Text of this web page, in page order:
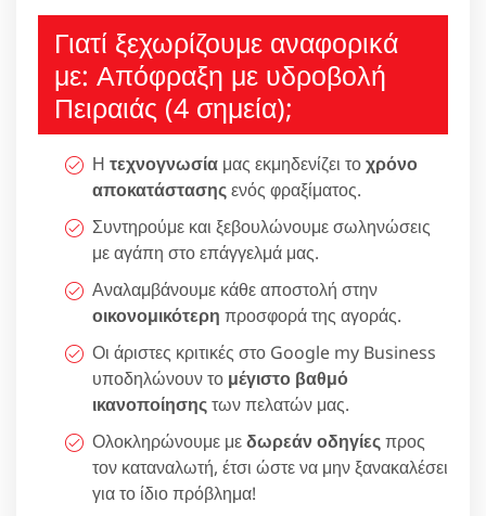
Γιατί ξεχωρίζουμε αναφορικά
με: Απόφραξη με υδροβολή
Πειραιάς (4 σημεία);
Η τεχνογνωσία μας εκμηδενίζει τοχρόνο
αποκατάστασηςενός φραξίματος.
Συντηρούμε και ξεβουλώνουμε σωληνώσεις
με αγάπη στο επάγγελμά μας.
Αναλαμβάνουμε κάθε αποστολή στην
οικονομικότερη προσφορά της αγοράς.
Οι άριστες κριτικές στο Google my Business
υποδηλώνουν το μέγιστο βαθμό
ικανοποίησηςτων πελατών μας.
Ολοκληρώνουμε μεδωρεάν οδηγίεςπρος
τον καταναλωτή, έτσι ώστε να μην ξανακαλέσει
για το ίδιο πρόβλημα!